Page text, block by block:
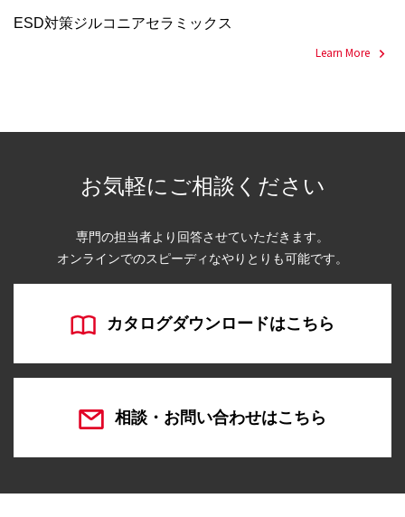
ESD対策ジルコニアセラミックス
Learn More
お気軽にご相談ください
専門の担当者より回答させていただきます。
オンラインでのスピーディなやりとりも可能です。
カタログダウンロードはこちら
相談・お問い合わせはこちら